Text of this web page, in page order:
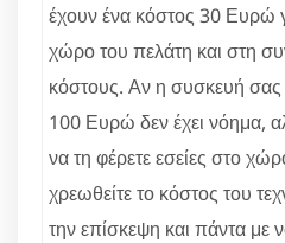
έχουν ένα κόστος 30 Ευρώ
χώρο του πελάτη και στη
κόστους. Αν η συσκευή σας
100 Ευρώ δεν έχει νόημα,
να τη φέρετε εσείες στο
χρεωθείτε το κόστος του
την επίσκεψη και πάντα με